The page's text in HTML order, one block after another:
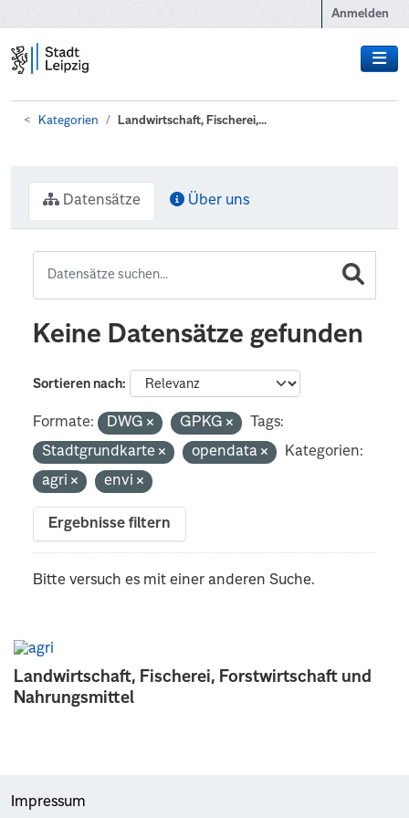
Anmelden
Kategorien Landwirtschaft, Fischerei,...
Landwirtschaft, Fischerei, Forstwirtschaft und
Nahrungsmittel
Datensätze Über uns
Keine Datensätze gefunden
Sortieren nach
Formate: DWG GPKG
Tags:
Stadtgrundkarte
opendata
Kategorien:
agri
envi
Ergebnisse filtern
Bitte versuch es mit einer anderen Suche.
Impressum